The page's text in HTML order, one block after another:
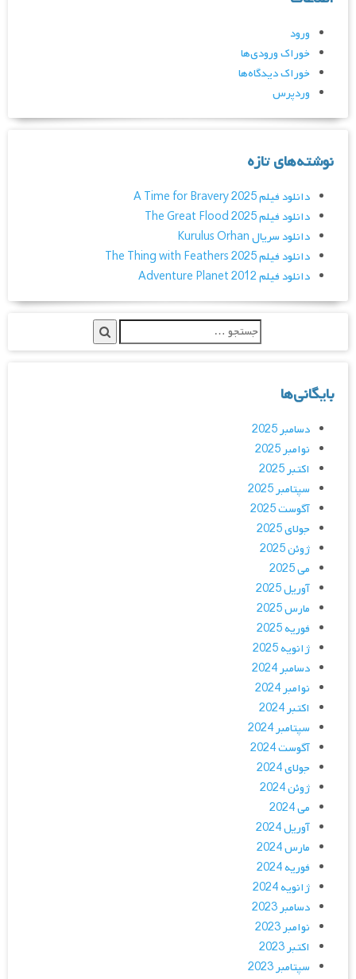
ورود
خوراک ورودی‌ها
خوراک دیدگاه‌ها
وردپرس
نوشته‌های تازه
دانلود فیلم A Time for Bravery 2025
دانلود فیلم The Great Flood 2025
دانلود سریال Kurulus Orhan
دانلود فیلم The Thing with Feathers 2025
دانلود فیلم Adventure Planet 2012
بایگانی‌ها
دسامبر 2025
نوامبر 2025
اکتبر 2025
سپتامبر 2025
آگوست 2025
جولای 2025
ژوئن 2025
می 2025
آوریل 2025
مارس 2025
فوریه 2025
ژانویه 2025
دسامبر 2024
نوامبر 2024
اکتبر 2024
سپتامبر 2024
آگوست 2024
جولای 2024
ژوئن 2024
می 2024
آوریل 2024
مارس 2024
فوریه 2024
ژانویه 2024
دسامبر 2023
نوامبر 2023
اکتبر 2023
سپتامبر 2023